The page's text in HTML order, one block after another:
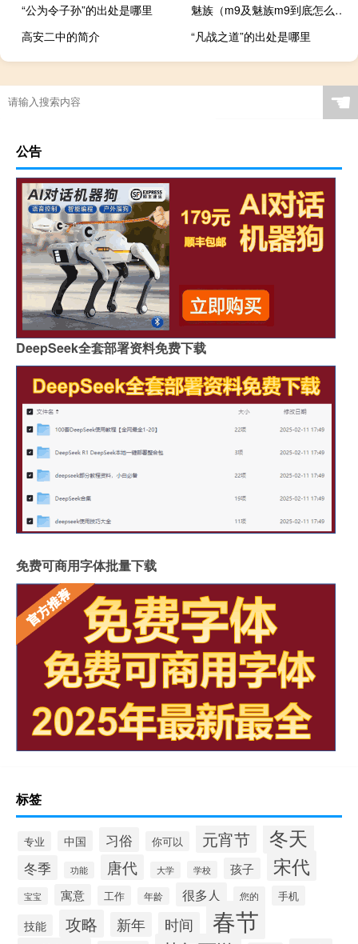
“公为令子孙”的出处是哪里
魅族（m9及魅族m9到底怎么样详细点）
高安二中的简介
“凡战之道”的出处是哪里
☚
公告
DeepSeek全套部署资料免费下载
免费可商用字体批量下载
标签
专业 中国 习俗 你可以 元宵节 冬天
冬季 功能 唐代 大学 学校 孩子 宋代
宝宝 寓意 工作 年龄 很多人 您的 手机
技能 攻略 新年 时间 春节